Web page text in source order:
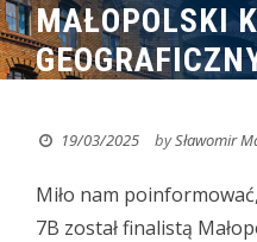
MAŁOPOLSKI
19/03/2025 bySławomir
Miło nam poinformować,
7B został finalistą